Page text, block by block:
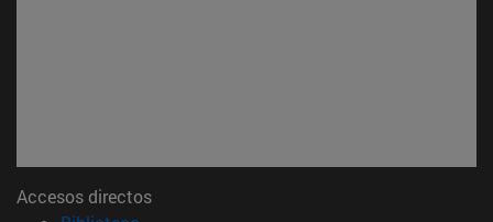
Accesos directos